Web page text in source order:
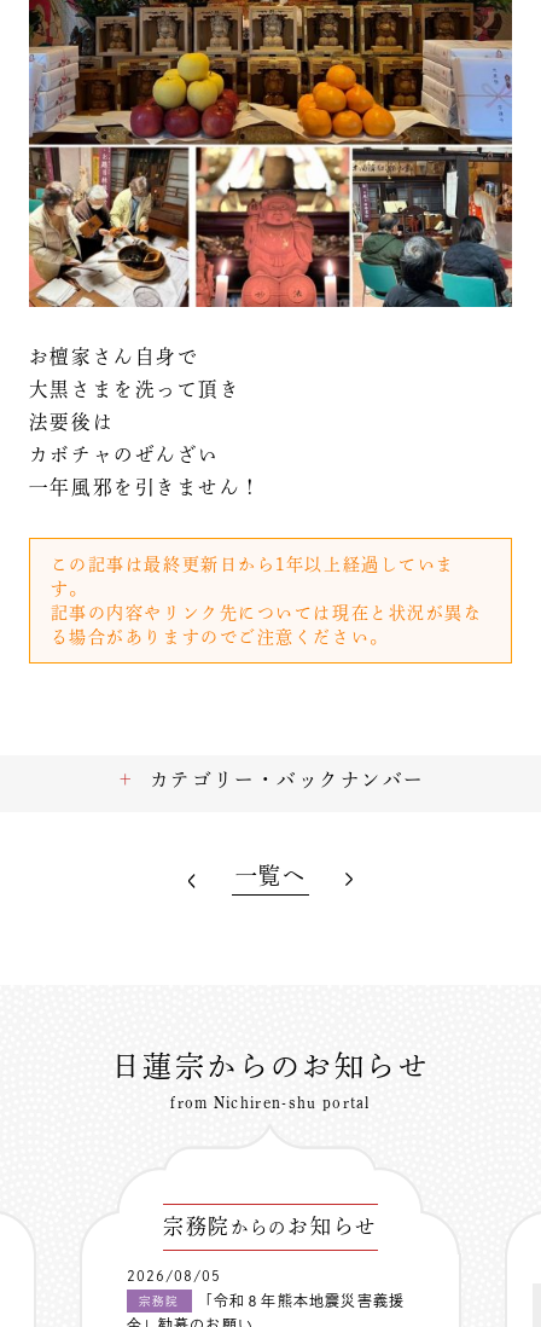
お檀家さん自身で
大黒さまを洗って頂き
法要後は
カボチャのぜんざい
一年風邪を引きません！
この記事は最終更新日から1年以上経過していま
す。
記事の内容やリンク先については現在と状況が異な
る場合がありますのでご注意ください。
カテゴリー・バックナンバー
一覧へ
日蓮宗からのお知らせ
from Nichiren-shu portal
宗務院 からの お知らせ
2026/08/05
宗務院
「令和８年熊本地震災害義援